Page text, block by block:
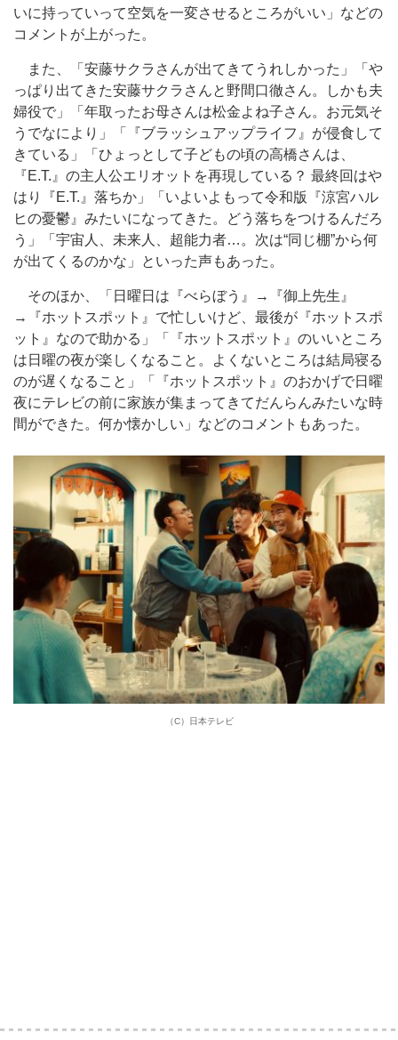
いに持っていって空気を一変させるところがいい」などの
コメントが上がった。
また、「安藤サクラさんが出てきてうれしかった」「や
っぱり出てきた安藤サクラさんと野間口徹さん。しかも夫
婦役で」「年取ったお母さんは松金よね子さん。お元気そ
うでなにより」「『ブラッシュアップライフ』が侵食して
きている」「ひょっとして子どもの頃の高橋さんは、
『E.T.』の主人公エリオットを再現している？ 最終回はや
はり『E.T.』落ちか」「いよいよもって令和版『涼宮ハル
ヒの憂鬱』みたいになってきた。どう落ちをつけるんだろ
う」「宇宙人、未来人、超能力者…。次は“同じ棚”から何
が出てくるのかな」といった声もあった。
そのほか、「日曜日は『べらぼう』→『御上先生』
→『ホットスポット』で忙しいけど、最後が『ホットスポ
ット』なので助かる」「『ホットスポット』のいいところ
は日曜の夜が楽しくなること。よくないところは結局寝る
のが遅くなること」「『ホットスポット』のおかげで日曜
夜にテレビの前に家族が集まってきてだんらんみたいな時
間ができた。何か懐かしい」などのコメントもあった。
（C）日本テレビ